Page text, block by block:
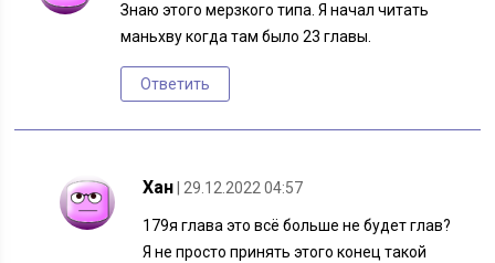
Знаю этого мерзкого типа. Я начал читать
маньхву когда там было 23 главы.
Ответить
Хан | 29.12.2022 04:57
179я глава это всё больше не будет глав?
Я не просто принять этого конец такой